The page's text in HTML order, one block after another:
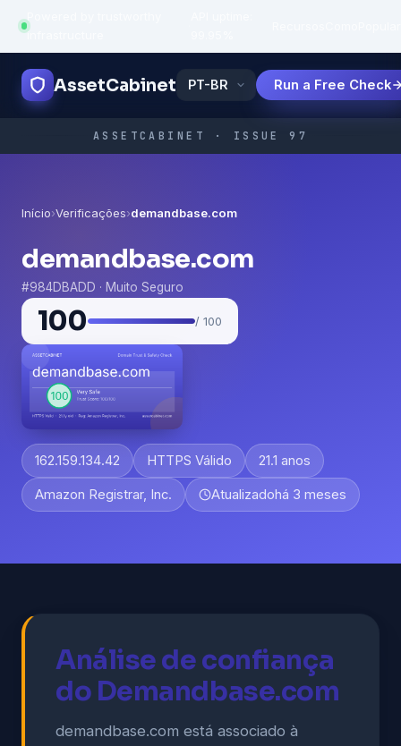
infrastructure
AssetCabinet Run a Free Check
ASSETCABINET · ISSUE 97
Início›Verificações›demandbase.com
demandbase.com
#984DBADD · Muito Seguro
100 / 100
162.159.134.42 HTTPS Válido 21.1 anos
Amazon Registrar, Inc. Atualizadohá 3 meses
Análise de confiança
do Demandbase.com
demandbase.com está associado à